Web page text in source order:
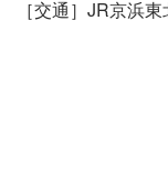
［交通］JR京浜